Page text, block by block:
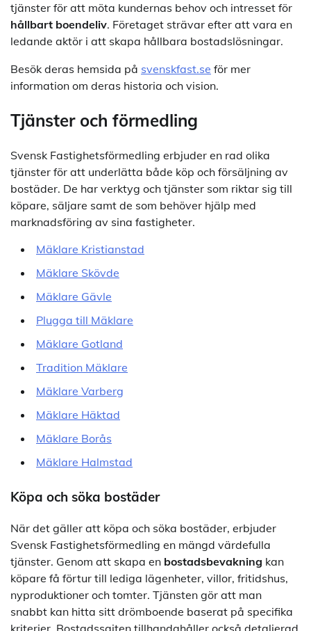
tjänster för att möta kundernas behov och intresset för
hållbart boendeliv. Företaget strävar efter att vara en
ledande aktör i att skapa hållbara bostadslösningar.
Besök deras hemsida på svenskfast.se för mer
information om deras historia och vision.
Tjänster och förmedling
Svensk Fastighetsförmedling erbjuder en rad olika
tjänster för att underlätta både köp och försäljning av
bostäder. De har verktyg och tjänster som riktar sig till
köpare, säljare samt de som behöver hjälp med
marknadsföring av sina fastigheter.
Mäklare Kristianstad
Mäklare Skövde
Mäklare Gävle
Plugga till Mäklare
Mäklare Gotland
Tradition Mäklare
Mäklare Varberg
Mäklare Häktad
Mäklare Borås
Mäklare Halmstad
Köpa och söka bostäder
När det gäller att köpa och söka bostäder, erbjuder
Svensk Fastighetsförmedling en mängd värdefulla
tjänster. Genom att skapa en bostadsbevakning kan
köpare få förtur till lediga lägenheter, villor, fritidshus,
nyproduktioner och tomter. Tjänsten gör att man
snabbt kan hitta sitt drömboende baserat på specifika
kriterier. Bostadssajten tillhandahåller också detaljerad